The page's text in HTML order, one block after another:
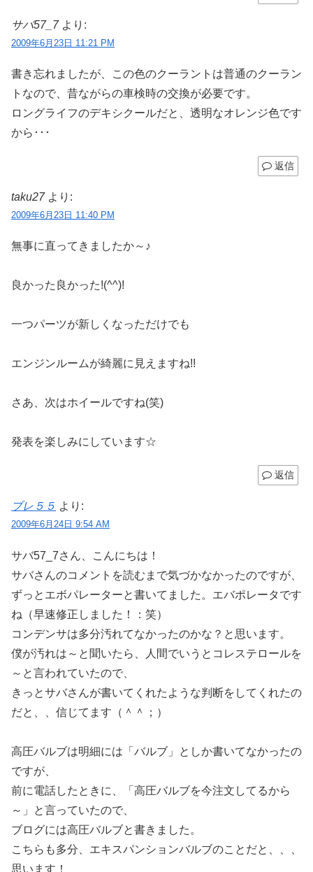
サバ57_7 より:
2009年6月23日 11:21 PM
書き忘れましたが、この色のクーラントは普通のクーラン
トなので、昔ながらの車検時の交換が必要です。
ロングライフのデキシクールだと、透明なオレンジ色です
から･･･
返信
taku27 より:
2009年6月23日 11:40 PM
無事に直ってきましたか～♪
良かった良かった!(^^)!
一つパーツが新しくなっただけでも
エンジンルームが綺麗に見えますね!!
さあ、次はホイールですね(笑)
発表を楽しみにしています☆
返信
ブレ５５ より:
2009年6月24日 9:54 AM
サバ57_7さん、こんにちは！
サバさんのコメントを読むまで気づかなかったのですが、
ずっとエボパレーターと書いてました。エバポレータです
ね（早速修正しました！：笑）
コンデンサは多分汚れてなかったのかな？と思います。
僕が汚れは～と聞いたら、人間でいうとコレステロールを
～と言われていたので、
きっとサバさんが書いてくれたような判断をしてくれたの
だと、、信じてます（＾＾；）
高圧バルブは明細には「バルブ」としか書いてなかったの
ですが、
前に電話したときに、「高圧バルブを今注文してるから
～」と言っていたので、
ブログには高圧バルブと書きました。
こちらも多分、エキスパンションバルブのことだと、、、
思います！